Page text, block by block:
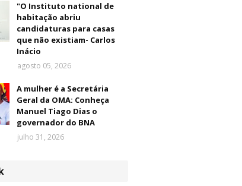
"O Instituto national de
habitação abriu
candidaturas para casas
que não existiam- Carlos
Inácio
agosto 05, 2026
A mulher é a Secretária
Geral da OMA: Conheça
Manuel Tiago Dias o
governador do BNA
julho 31, 2026